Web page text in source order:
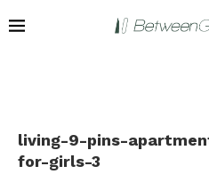
living-9-pins-
for-girls-3